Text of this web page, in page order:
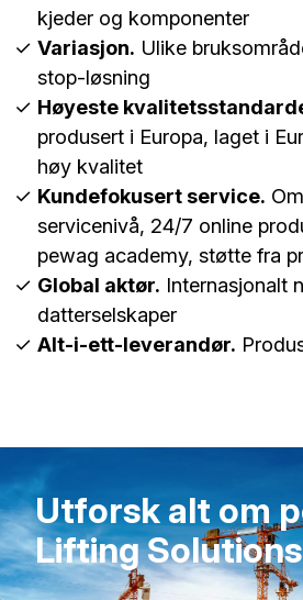
kjeder og komponenter
Variasjon. Ulike
stop-løsning
Høyeste
produsert i Europa, laget i
høy kvalitet
Kundefokusert service.
servicenivå, 24/7 online
pewag academy, støtte fra
Global aktør. Internasjonalt
datterselskaper
Alt-i-ett-leverandør.
Utforsk alt om
Lifting Solutions